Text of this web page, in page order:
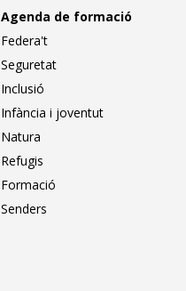
Agenda de formació
Federa't
Seguretat
Inclusió
Infància i joventut
Natura
Refugis
Formació
Senders